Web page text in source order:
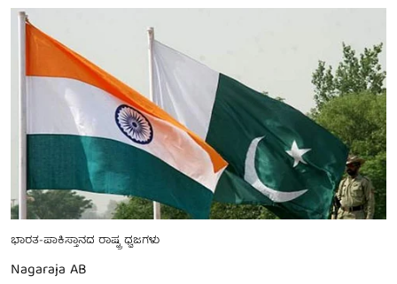
ಭಾರತ-ಪಾಕಿಸ್ತಾನದ ರಾಷ್ಟ್ರ ಧ್ವಜಗಳು
Nagaraja AB